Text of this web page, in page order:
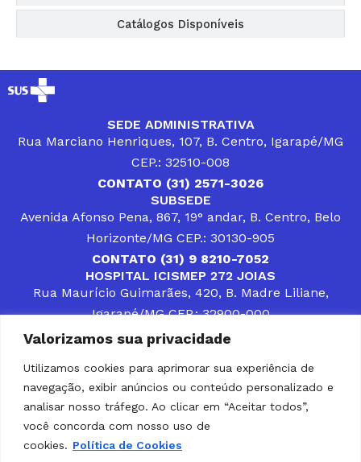
Valorizamos sua privacidade
Utilizamos cookies para aprimorar sua experiência de
navegação, exibir anúncios ou conteúdo personalizado e
analisar nosso tráfego. Ao clicar em “Aceitar todos”,
você concorda com nosso uso de
cookies. Política de Cookies
Catálogos Disponíveis
SEDE ADMINISTRATIVA
Rua Marciano Henriques, 107, B. Centro, Igarapé/MG
CEP.: 32510-008
CONTATO (31) 2571-3026
SUBSEDE
Avenida Afonso Pena, 867, 19° andar, B. Centro, Belo
Horizonte/MG CEP.: 30130-905
CONTATO (31) 9 8210-7052
HOSPITAL ICISMEP 272 JOIAS
Rua Maurício Guimarães, 420, B. Madre Liliane,
Igarapé/MG CEP.: 32900-000
CONTATOS (31) 3512-4400 ou (31) 9 8309-8660
DESENVOLVER SOLUÇÕES, AÇÕES E SERVIÇOS
PÚBLICOS QUE COMPLEMENTEM A ASSISTÊNCIA À
POPULAÇÃO DA REGIÃO EM QUE ATUA, SENDO
PARCEIRO DOS MUNICÍPIOS CONSORCIADOS NA
SOLUÇÃO DE DIFICULDADES ENFRENTADAS POR
GESTORES MUNICIPAIS, É O COMPROMISSO DO
ICISMEP.
Home Institucional Municípios